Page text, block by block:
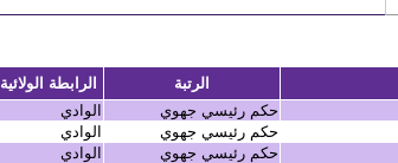
الرتبة الرابطة الولائية
حكم رئيسي جهوي الوادي
حكم رئيسي جهوي الوادي
حكم رئيسي جهوي الوادي